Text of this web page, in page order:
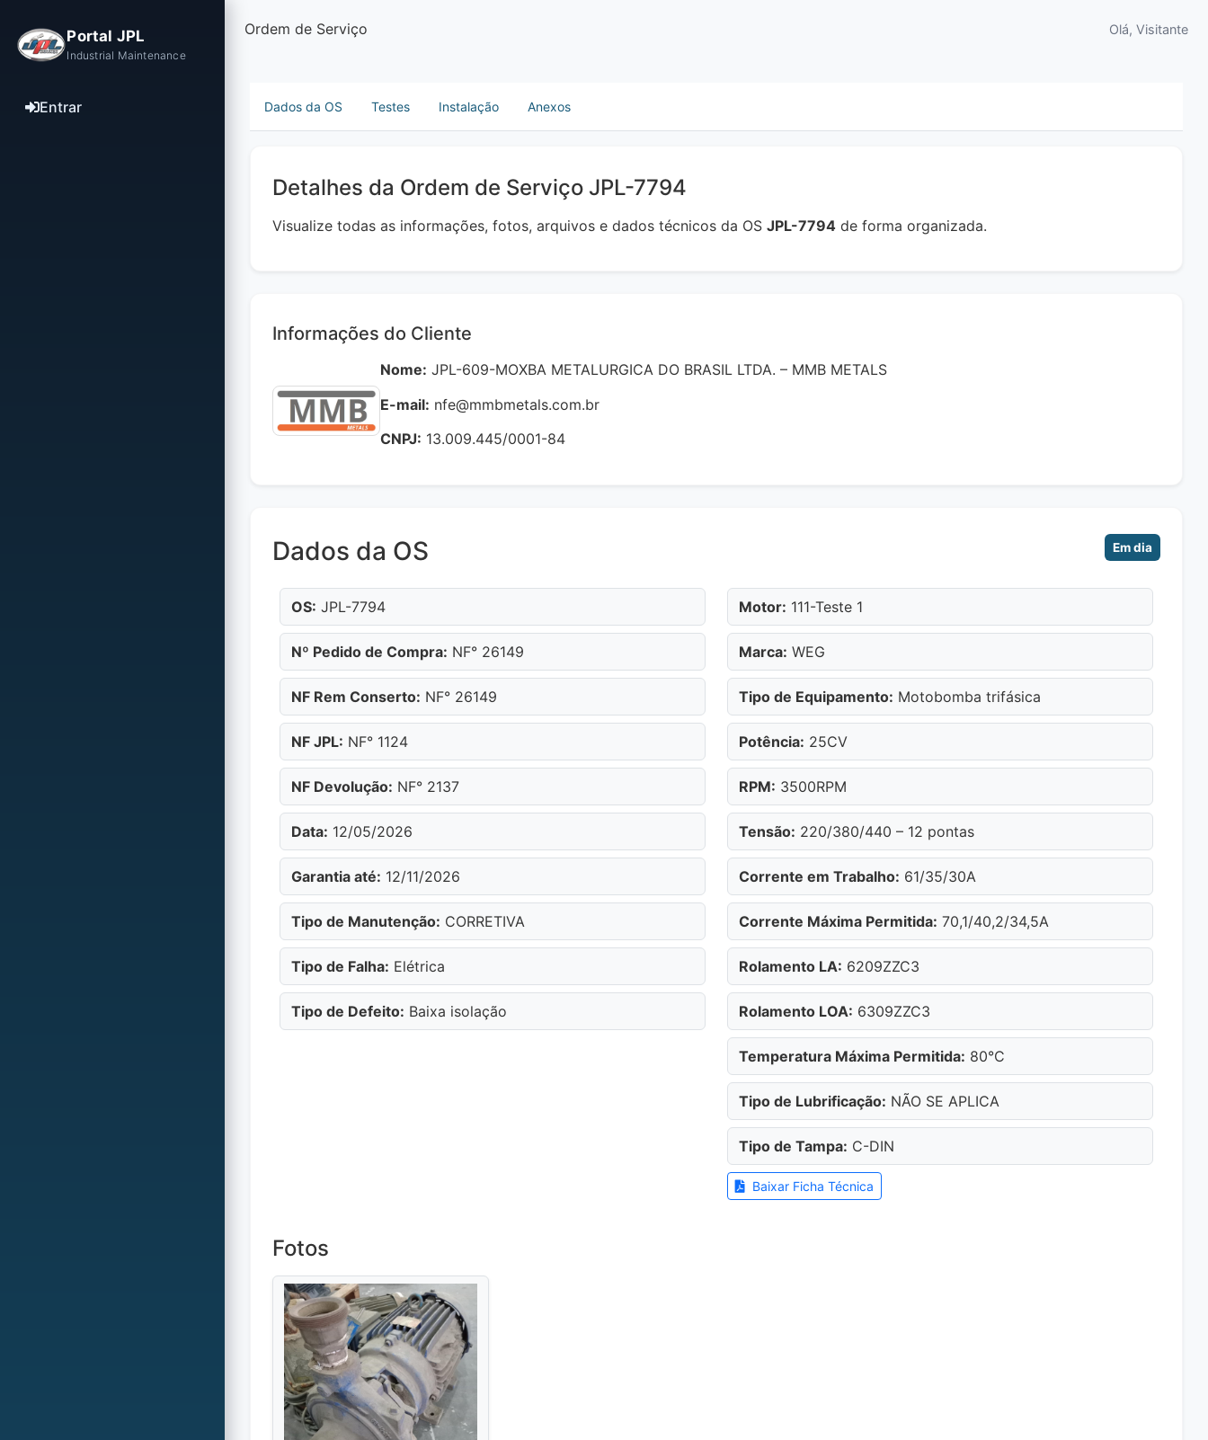
Portal JPL
Industrial Maintenance
Entrar
Ordem de Serviço Olá, Visitante
Dados da OS Testes Instalação Anexos
Detalhes da Ordem de Serviço JPL-7794
Visualize todas as informações, fotos, arquivos e dados técnicos da OS JPL-7794 de forma organizada.
Informações do Cliente
Nome: JPL-609-MOXBA METALURGICA DO BRASIL LTDA. – MMB METALS
E-mail: nfe@mmbmetals.com.br
CNPJ: 13.009.445/0001-84
Dados da OS Em dia
OS: JPL-7794
Nº Pedido de Compra: NF° 26149
NF Rem Conserto: NF° 26149
NF JPL: NF° 1124
NF Devolução: NF° 2137
Data: 12/05/2026
Garantia até: 12/11/2026
Tipo de Manutenção: CORRETIVA
Tipo de Falha: Elétrica
Tipo de Defeito: Baixa isolação
Motor: 111-Teste 1
Marca: WEG
Tipo de Equipamento: Motobomba trifásica
Potência: 25CV
RPM: 3500RPM
Tensão: 220/380/440 – 12 pontas
Corrente em Trabalho: 61/35/30A
Corrente Máxima Permitida: 70,1/40,2/34,5A
Rolamento LA: 6209ZZC3
Rolamento LOA: 6309ZZC3
Temperatura Máxima Permitida: 80°C
Tipo de Lubrificação: NÃO SE APLICA
Tipo de Tampa: C-DIN
Baixar Ficha Técnica
Fotos